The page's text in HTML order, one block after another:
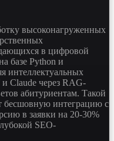
высоконагруженных
в цифровой
базе Python и
интеллектуальных
Claude через RAG-
абитуриентам. Такой
бесшовную интеграцию с
в заявки на 20-30%
SEO-